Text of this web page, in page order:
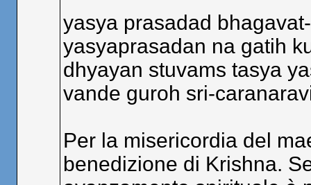
yasya prasadad
yasyaprasadan na gatih
dhyayan stuvams tasya
vande guroh sri-
Per la misericordia del
benedizione di Krishna.